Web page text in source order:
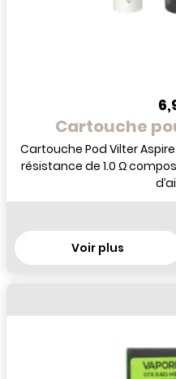
Cartouche
Cartouche Pod Vilter
résistance de 1.0 Ω composée
Voir plus